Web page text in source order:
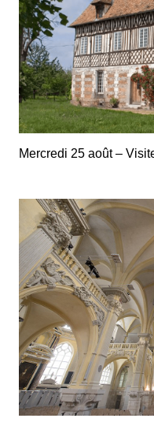
Mercredi 25 août –